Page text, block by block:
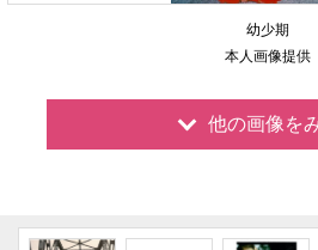
幼少期
本人画像提供
他の画像を